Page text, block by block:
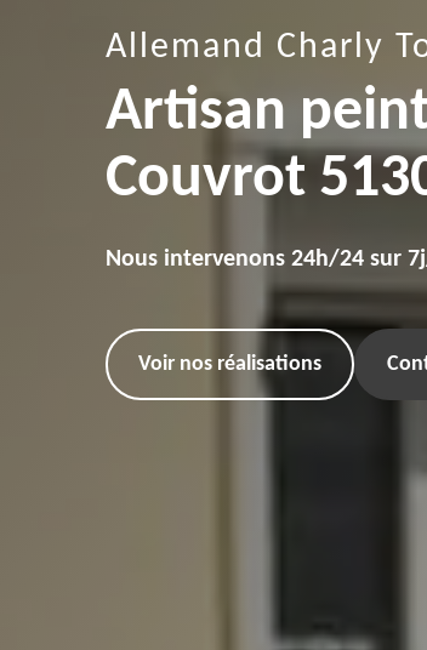
Allemand Charly
Artisan
Couvrot
Nous intervenons 24h/24 sur
Voir nos réalisations